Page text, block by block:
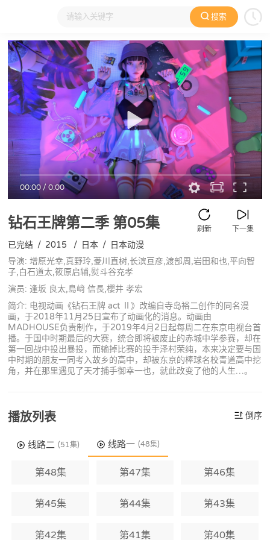
搜索
大家在看 日本动漫 国产动漫 欧美动漫 动漫电影
00:00/0:00
钻石王牌第二季第05集 下一集
刷新
已完结 / 2015 / 日本 / 日本动漫
导演: 增原光幸,真野玲,菱川直树,长滨亘彦,渡部周,岩田和也,平向智
子,白石道太,筱原启辅,熨斗谷充孝
演员: 逢坂 良太,島﨑 信長,櫻井 孝宏
简介: 电视动画《钻石王牌 act Ⅱ》改编自寺岛裕二创作的同名漫
画，于2018年11月25日宣布了动画化的消息。动画由
MADHOUSE负责制作，于2019年4月2日起每周二在东京电视台首
播。于国中时期最后的大赛，统合即将被废止的赤城中学参赛，却在
第一回战中投出暴投，而输掉比赛的投手泽村荣纯，本来决定要与国
中时期的朋友一同考入故乡的高中，却被东京的棒球名校青道高中挖
角，并在那里遇见了天才捕手御幸一也，就此改变了他的人生…。
播放列表 倒序
线路二 (51集) 线路一 (48集)
第48集 第47集 第46集
第45集 第44集 第43集
第42集 第41集 第40集